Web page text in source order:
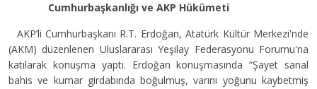
Cumhurbaşkanlığı ve AKP Hükümeti
AKP’li Cumhurbaşkanı R.T. Erdoğan, Atatürk Kültür Merkezi'nde
(AKM) düzenlenen Uluslararası Yeşilay Federasyonu Forumu'na
katılarak konuşma yaptı. Erdoğan konuşmasında “Şayet sanal
bahis ve kumar girdabında boğulmuş, varını yoğunu kaybetmiş